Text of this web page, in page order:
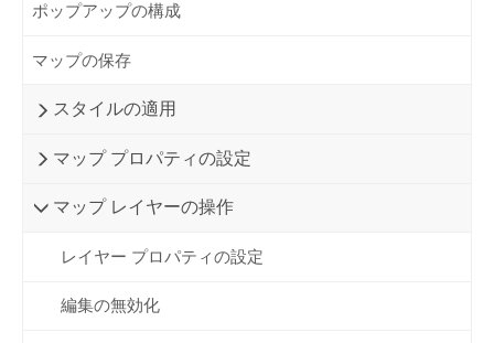
ポップアップの構成
マップの保存
スタイルの適用
マップ プロパティの設定
マップ レイヤーの操作
レイヤー プロパティの設定
編集の無効化